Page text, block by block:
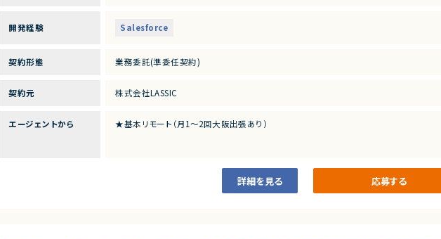
都内からのテレワーク可（月1〜2回の大阪出張あり）
Salesforce
・Sales Cloud / Service Cloud（基本機能）
Heroku
・Salesforce、Herokuなどの技術理解
開発経験 Salesforce
契約形態 業務委託(準委任契約)
契約元 株式会社LASSIC
エージェントから ★基本リモート（月1～2回大阪出張あり）
詳細を見る 応募する